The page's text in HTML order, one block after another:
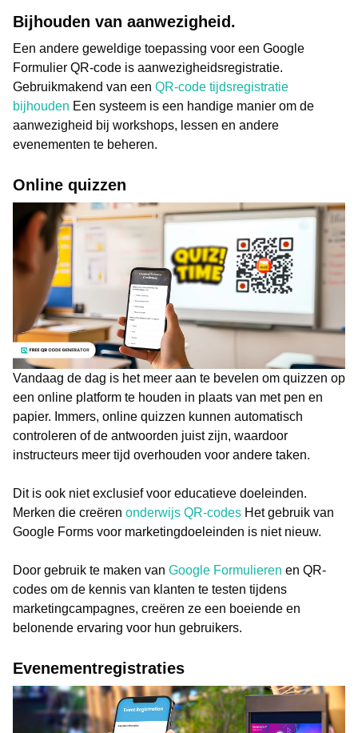
Bijhouden van aanwezigheid.
Een andere geweldige toepassing voor een Google
Formulier QR-code is aanwezigheidsregistratie.
Gebruikmakend van een QR-code tijdsregistratie
bijhouden Een systeem is een handige manier om de
aanwezigheid bij workshops, lessen en andere
evenementen te beheren.
Online quizzen
Vandaag de dag is het meer aan te bevelen om quizzen op
een online platform te houden in plaats van met pen en
papier. Immers, online quizzen kunnen automatisch
controleren of de antwoorden juist zijn, waardoor
instructeurs meer tijd overhouden voor andere taken.
Dit is ook niet exclusief voor educatieve doeleinden.
Merken die creëren onderwijs QR-codes Het gebruik van
Google Forms voor marketingdoeleinden is niet nieuw.
Door gebruik te maken van Google Formulieren en QR-
codes om de kennis van klanten te testen tijdens
marketingcampagnes, creëren ze een boeiende en
belonende ervaring voor hun gebruikers.
Evenementregistraties